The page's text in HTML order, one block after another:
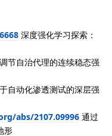
深度强化学习探索：
节自治代理的连续稳态强
自动化渗透测试的深层强
abs/2107.09996 通过
形